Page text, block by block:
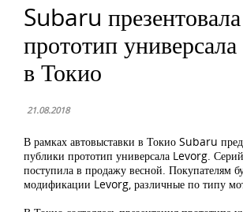
Subaru презентовала
прототип
в Токио
21.08.2018
В рамках автовыставки в Токио Subaru
публики прототип универсала Levorg.
поступила в продажу весной. Покупателям
модификации Levorg, различные по типу